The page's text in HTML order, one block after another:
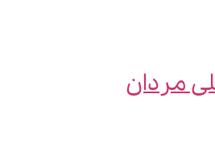
مردان